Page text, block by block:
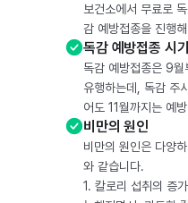
보건소에서 무료로
감 예방접종을 진행
독감 예방접종 시기
독감 예방접종은 9
유행하는데, 독감 주
어도 11월까지는 예
비만의 원인
비만의 원인은 다양
와 같습니다.
1. 칼로리 섭취의 증